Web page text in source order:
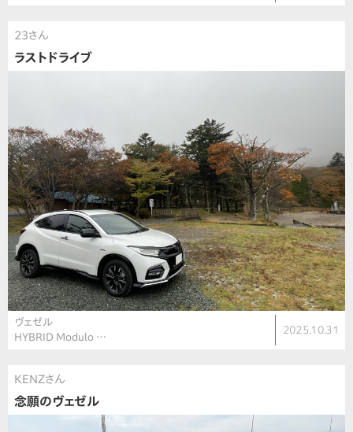
23さん
ラストドライブ
ヴェゼル
HYBRID Modulo …
2025.10.31
KENZさん
念願のヴェゼル